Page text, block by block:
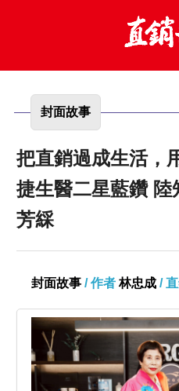
封面故事
把直銷過成生活，
捷生醫二星藍鑽
芳綵
封面故事 / 作者林忠成 /